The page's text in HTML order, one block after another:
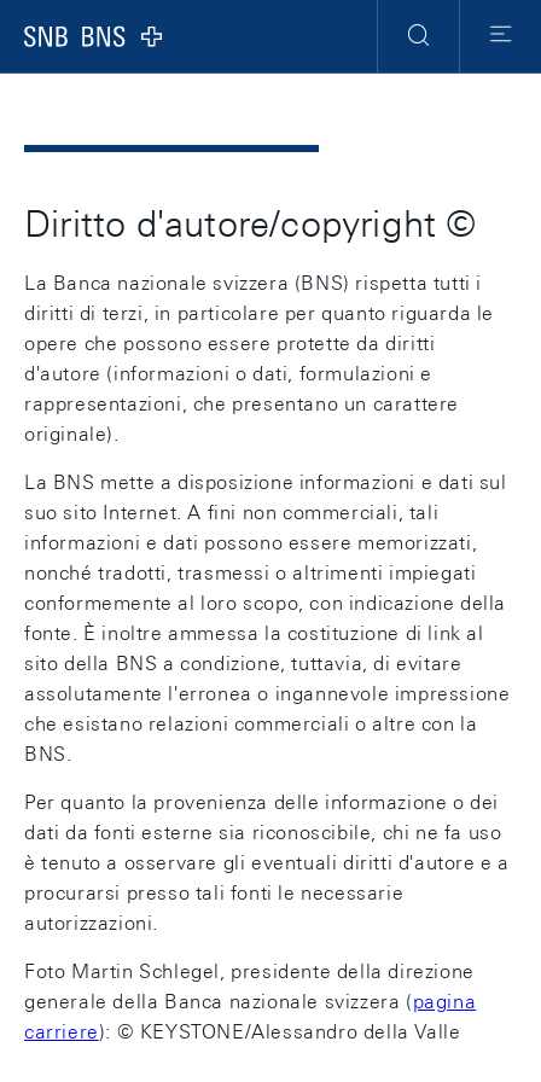
Logo
Navigation
Ricerca Menu
Diritto d'autore/copyright ©
La Banca nazionale svizzera (BNS) rispetta tutti i
diritti di terzi, in particolare per quanto riguarda le
opere che possono essere protette da diritti
d'autore (informazioni o dati, formulazioni e
rappresentazioni, che presentano un carattere
originale).
La BNS mette a disposizione informazioni e dati sul
suo sito Internet. A fini non commerciali, tali
informazioni e dati possono essere memorizzati,
nonché tradotti, trasmessi o altrimenti impiegati
conformemente al loro scopo, con indicazione della
fonte. È inoltre ammessa la costituzione di link al
sito della BNS a condizione, tuttavia, di evitare
assolutamente l'erronea o ingannevole impressione
che esistano relazioni commerciali o altre con la
BNS.
Per quanto la provenienza delle informazione o dei
dati da fonti esterne sia riconoscibile, chi ne fa uso
è tenuto a osservare gli eventuali diritti d'autore e a
procurarsi presso tali fonti le necessarie
autorizzazioni.
Foto Martin Schlegel, presidente della direzione
generale della Banca nazionale svizzera (pagina
carriere​​​​​​​): © KEYSTONE/Alessandro della Valle